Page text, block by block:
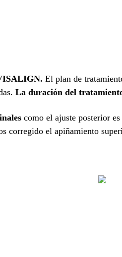
El plan de
La duración del
como el ajuste posterior
corregido el apiñamiento